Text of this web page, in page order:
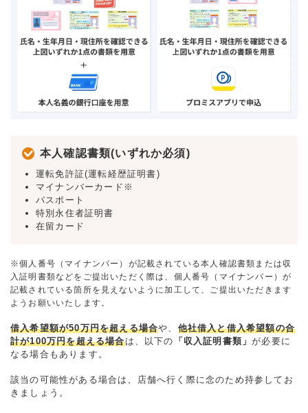
本人確認書類(いずれか必須)
運転免許証(運転経歴証明書)
マイナンバーカード※
パスポート
特別永住者証明書
在留カード
※個人番号（マイナンバー）が記載されている本人確認書類または収
入証明書類などをご提出いただく際は、個人番号（マイナンバー）が
記載されている箇所を見えないように加工して、ご提出いただきます
ようお願いいたします。
借入希望額が50万円を超える場合や、 他社借入と借入希望額の合
計が100万円を超える場合は、以下の 「収入証明書類」が必要に
なる場合もあります。
該当の可能性がある場合は、店舗へ行く際に念のため持参してお
きましょう。